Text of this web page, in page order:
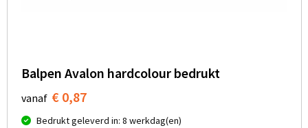
Balpen Avalon hardcolour bedrukt
vanaf € 0,87
Bedrukt geleverd in: 8 werkdag(en)